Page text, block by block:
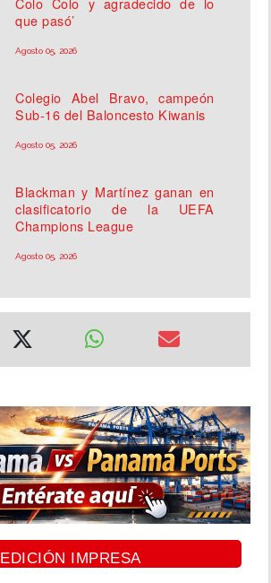
que pasó’
Agosto 05, 2026
Colegio Abel Bravo, campeón
Sub-16 del Baloncesto Kiwanis
Agosto 05, 2026
Blackman y Martínez ganan en
clasificatorio de la UEFA
Champions League
Agosto 05, 2026
EDICIÓN IMPRESA